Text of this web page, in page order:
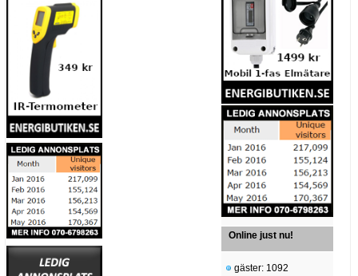
Online just nu!
gäster: 1092